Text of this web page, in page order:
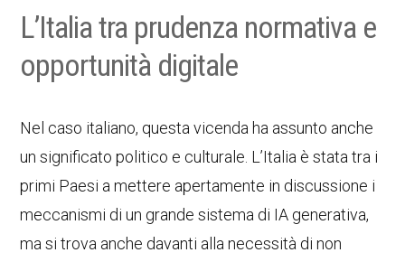
L’Italia tra prudenza normativa e
opportunità digitale
Nel caso italiano, questa vicenda ha assunto anche
un significato politico e culturale. L’Italia è stata tra i
primi Paesi a mettere apertamente in discussione i
meccanismi di un grande sistema di IA generativa,
ma si trova anche davanti alla necessità di non